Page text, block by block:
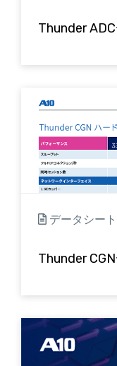
Thunder
データシート
Thunder